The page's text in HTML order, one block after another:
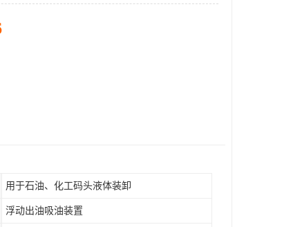
用于石油、化工码头液体装卸
浮动出油吸油装置